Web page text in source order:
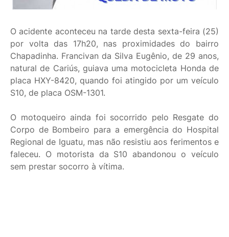
O acidente aconteceu na tarde desta sexta-feira (25)
por volta das 17h20, nas proximidades do bairro
Chapadinha. Francivan da Silva Eugênio, de 29 anos,
natural de Cariús, guiava uma motocicleta Honda de
placa HXY-8420, quando foi atingido por um veículo
S10, de placa OSM-1301.
O motoqueiro ainda foi socorrido pelo Resgate do
Corpo de Bombeiro para a emergência do Hospital
Regional de Iguatu, mas não resistiu aos ferimentos e
faleceu. O motorista da S10 abandonou o veículo
sem prestar socorro à vítima.